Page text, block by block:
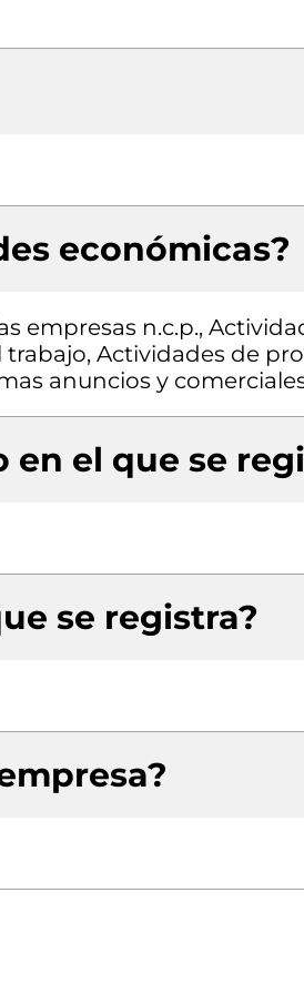
económicas?
empresas n.c.p.,
Actividades de
anuncios y
en el que se
se registra?